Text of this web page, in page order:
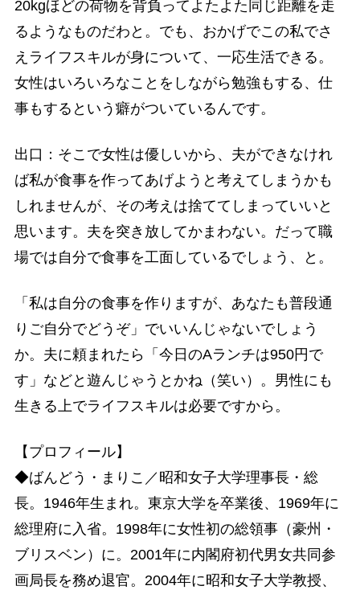
20kgほどの荷物を背負ってよたよた同じ距離を走
るようなものだわと。でも、おかげでこの私でさ
えライフスキルが身について、一応生活できる。
女性はいろいろなことをしながら勉強もする、仕
事もするという癖がついているんです。
出口：そこで女性は優しいから、夫ができなけれ
ば私が食事を作ってあげようと考えてしまうかも
しれませんが、その考えは捨ててしまっていいと
思います。夫を突き放してかまわない。だって職
場では自分で食事を工面しているでしょう、と。
「私は自分の食事を作りますが、あなたも普段通
りご自分でどうぞ」でいいんじゃないでしょう
か。夫に頼まれたら「今日のAランチは950円で
す」などと遊んじゃうとかね（笑い）。男性にも
生きる上でライフスキルは必要ですから。
【プロフィール】
◆ばんどう・まりこ／昭和女子大学理事長・総
長。1946年生まれ。東京大学を卒業後、1969年に
総理府に入省。1998年に女性初の総領事（豪州・
ブリスベン）に。2001年に内閣府初代男女共同参
画局長を務め退官。2004年に昭和女子大学教授、